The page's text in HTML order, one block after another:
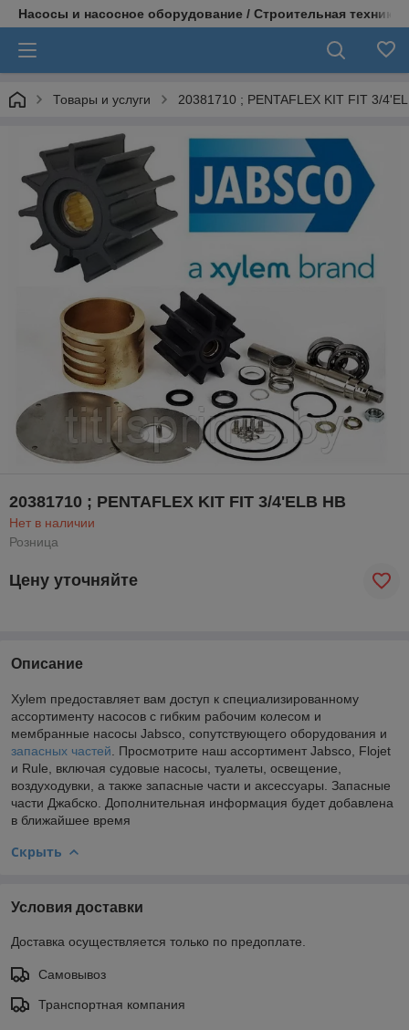
Насосы и насосное оборудование / Строительная техника
Товары и услуги 20381710 ; PENTAFLEX KIT FIT 3/
20381710 ; PENTAFLEX KIT FIT 3/4'ELB HB
Нет в наличии
Розница
Цену уточняйте
Описание
Xylem предоставляет вам доступ к специализированному
ассортименту насосов с гибким рабочим колесом и
мембранные насосы Jabsco, сопутствующего оборудования и
запасных частей . Просмотрите наш ассортимент Jabsco, Flojet
и Rule, включая судовые насосы, туалеты, освещение,
воздуходувки, а также запасные части и аксессуары. Запасные
части Джабско. Дополнительная информация будет добавлена
в ближайшее время
Скрыть
Условия доставки
Доставка осуществляется только по предоплате.
Самовывоз
Транспортная компания